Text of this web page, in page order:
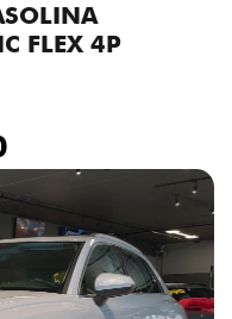
FLEX 4P